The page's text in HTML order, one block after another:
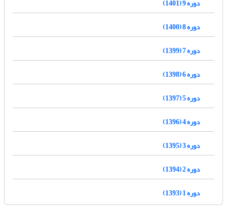
دوره 9 (1401)
دوره 8 (1400)
دوره 7 (1399)
دوره 6 (1398)
دوره 5 (1397)
دوره 4 (1396)
دوره 3 (1395)
دوره 2 (1394)
دوره 1 (1393)